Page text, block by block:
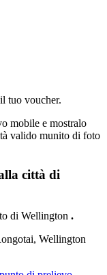
tuo voucher.
mobile e mostralo
valido munito di foto
città di
di Wellington .
Wellington